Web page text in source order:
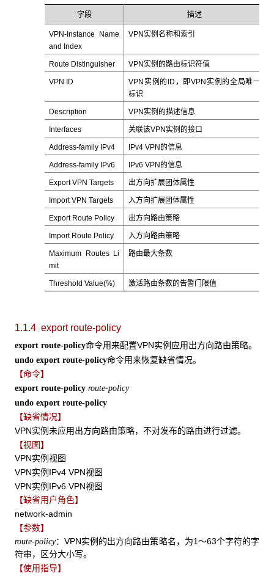
字段 描述
VPN-Instance Name
and Index
VPN实例名称和索引
Route Distinguisher VPN实例的路由标识符值
VPN ID
VPN实例的ID，即VPN实例的全局唯一
标识
Description VPN实例的描述信息
Interfaces 关联该VPN实例的接口
Address-family IPv4 IPv4 VPN的信息
Address-family IPv6 IPv6 VPN的信息
Export VPN Targets 出方向扩展团体属性
Import VPN Targets 入方向扩展团体属性
Export Route Policy 出方向路由策略
Import Route Policy 入方向路由策略
Maximum Routes Li
mit
路由最大条数
Threshold Value(%) 激活路由条数的告警门限值
1.1.4 export route-policy
export route-policy命令用来配置VPN实例应用出方向路由策略。
undo export route-policy命令用来恢复缺省情况。
【命令】
export route-policy route-policy
undo export route-policy
【缺省情况】
VPN实例未应用出方向路由策略，不对发布的路由进行过滤。
【视图】
VPN实例视图
VPN实例IPv4 VPN视图
VPN实例IPv6 VPN视图
【缺省用户角色】
network-admin
【参数】
route-policy：VPN实例的出方向路由策略名，为1～63个字符的字
符串，区分大小写。
【使用指导】